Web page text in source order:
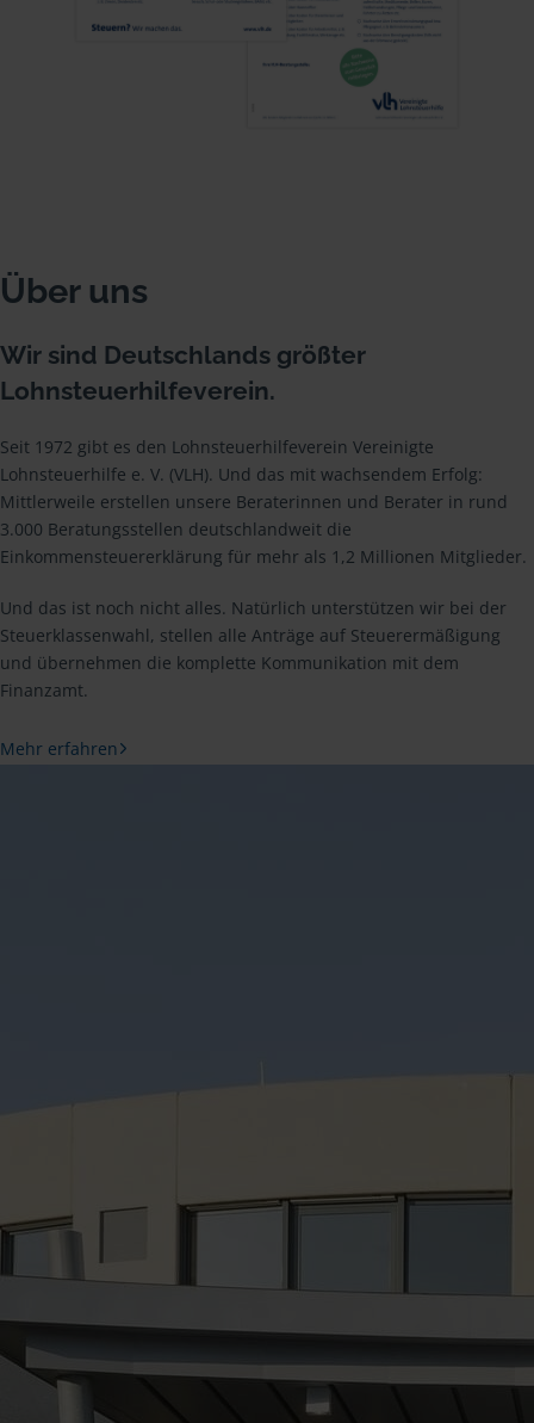
Über uns
Wir sind Deutschlands größter
Lohnsteuerhilfeverein.
Seit 1972 gibt es den Lohnsteuerhilfeverein Vereinigte
Lohnsteuerhilfe e. V. (VLH). Und das mit wachsendem Erfolg:
Mittlerweile erstellen unsere Beraterinnen und Berater in rund
3.000 Beratungsstellen deutschlandweit die
Einkommensteuererklärung für mehr als 1,2 Millionen Mitglieder.
Und das ist noch nicht alles. Natürlich unterstützen wir bei der
Steuerklassenwahl, stellen alle Anträge auf Steuerermäßigung
und übernehmen die komplette Kommunikation mit dem
Finanzamt.
Mehr erfahren